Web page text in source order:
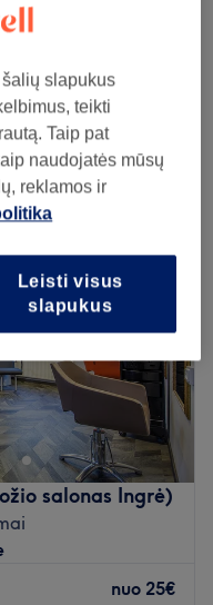
10:00–20:00
10:00 –20:00
10:00
10:00–19:00
10:00– 18:00
profilį
salonas Ingrė)
nuo 25€
slapukus
teikti
Taip pat
naudojatės mūsų
reklamos ir
Leisti visus
slapukus